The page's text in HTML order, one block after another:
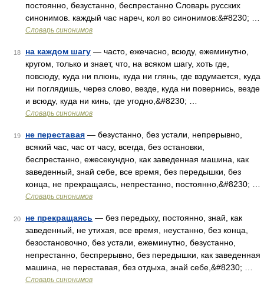
постоянно, безустанно, беспрестанно Словарь русских
синонимов. каждый час нареч, кол во синонимов:&#8230; …
Словарь синонимов
18 на каждом шагу — часто, ежечасно, всюду, ежеминутно,
кругом, только и знает, что, на всяком шагу, хоть где,
повсюду, куда ни плюнь, куда ни глянь, где вздумается, куда
ни поглядишь, через слово, везде, куда ни повернись, везде
и всюду, куда ни кинь, где угодно,&#8230; …
Словарь синонимов
19 не переставая — безустанно, без устали, непрерывно,
всякий час, час от часу, всегда, без остановки,
беспрестанно, ежесекундно, как заведенная машина, как
заведенный, знай себе, все время, без передышки, без
конца, не прекращаясь, непрестанно, постоянно,&#8230; …
Словарь синонимов
20 не прекращаясь — без передыху, постоянно, знай, как
заведенный, не утихая, все время, неустанно, без конца,
безостановочно, без устали, ежеминутно, безустанно,
непрестанно, беспрерывно, без передышки, как заведенная
машина, не переставая, без отдыха, знай себе,&#8230; …
Словарь синонимов